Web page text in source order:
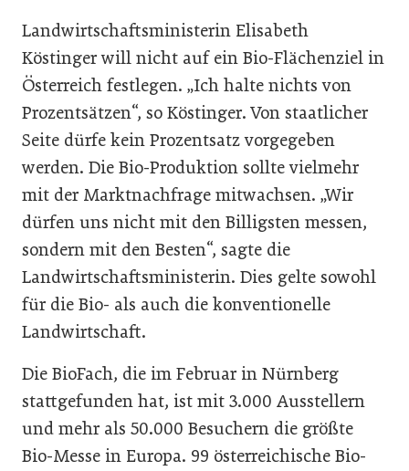
Landwirtschaftsministerin Elisabeth
Köstinger will nicht auf ein Bio-Flächenziel in
Österreich festlegen. „Ich halte nichts von
Prozentsätzen“, so Köstinger. Von staatlicher
Seite dürfe kein Prozentsatz vorgegeben
werden. Die Bio-Produktion sollte vielmehr
mit der Marktnachfrage mitwachsen. „Wir
dürfen uns nicht mit den Billigsten messen,
sondern mit den Besten“, sagte die
Landwirtschaftsministerin. Dies gelte sowohl
für die Bio- als auch die konventionelle
Landwirtschaft.
Die BioFach, die im Februar in Nürnberg
stattgefunden hat, ist mit 3.000 Ausstellern
und mehr als 50.000 Besuchern die größte
Bio-Messe in Europa. 99 österreichische Bio-